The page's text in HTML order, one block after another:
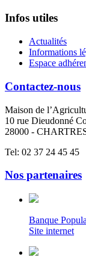
Infos utiles
Actualités
Informations
Espace
Contactez-nous
Maison de
10 rue Dieudonné
28000 -
Tel: 02 37 24 45 45
Nos partenaires
Banque
Site internet